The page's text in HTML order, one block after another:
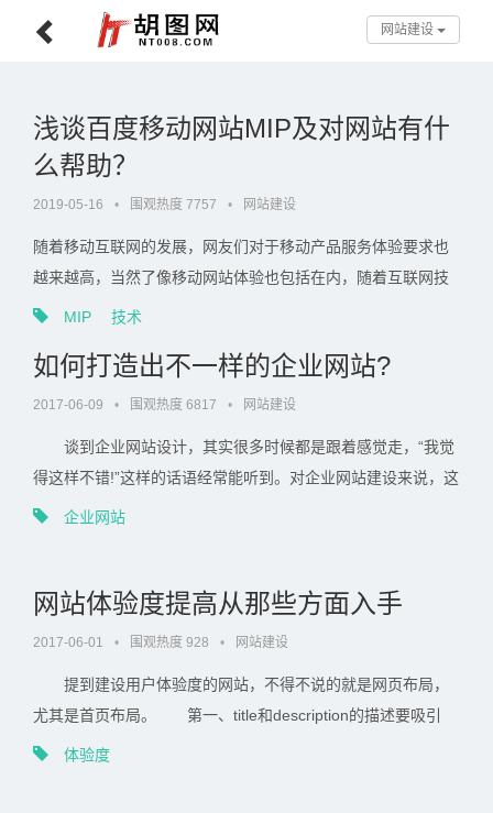
网站建设
浅谈百度移动网站MIP及对网站有什
么帮助？
2019-05-16 • 围观热度 7757 • 网站建设
随着移动互联网的发展，网友们对于移动产品服务体验要求也
越来越高，当然了像移动网站体验也包括在内，随着互联网技
术的发展，现在移动网站页面技术也一直在提升和创新，今天
么样的优势吧！
MIP 技术
如何打造出不一样的企业网站?
2017-06-09 • 围观热度 6817 • 网站建设
谈到企业网站设计，其实很多时候都是跟着感觉走，“我觉
得这样不错!”这样的话语经常能听到。对企业网站建设来说，这
种主观性态度有很多弊端，很容易让网站设计变成个人的作
企业网站
网站体验度提高从那些方面入手
2017-06-01 • 围观热度 928 • 网站建设
提到建设用户体验度的网站，不得不说的就是网页布局，
尤其是首页布局。 第一、title和description的描述要吸引
人。 一般来说，用户通过搜索来找所需要的目标网站，在
体验度